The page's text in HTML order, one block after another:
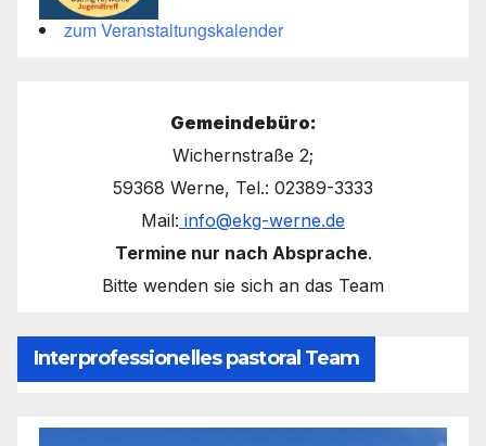
zum Veranstaltungskalender
Gemeindebüro:
Wichernstraße 2;
59368 Werne, Tel.: 02389-3333
Mail: info@ekg-werne.de
Termine nur nach Absprache.
Bitte wenden sie sich an das Team
Interprofessionelles pastoral Team